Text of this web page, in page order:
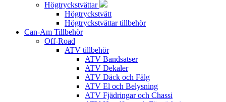
Högtryckstvättar
Högtryckstvätt
Högtryckstvättar tillbehör
Can-Am Tillbehör
Off-Road
ATV tillbehör
ATV Bandsatser
ATV Dekaler
ATV Däck och Fälg
ATV El och Belysning
ATV Fjädringar och Chassi